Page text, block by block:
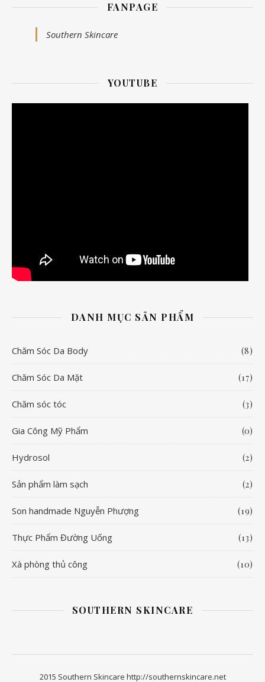
FANPAGE
Southern Skincare
YOUTUBE
DANH MỤC SẢN PHẨM
Chăm Sóc Da Body (8)
Chăm Sóc Da Mặt (17)
Chăm sóc tóc (3)
Gia Công Mỹ Phẩm (0)
Hydrosol (2)
Sản phẩm làm sạch (2)
Son handmade Nguyễn Phượng (19)
Thực Phẩm Đường Uống (13)
Xà phòng thủ công (10)
SOUTHERN SKINCARE
2015 Southern Skincare http://southernskincare.net